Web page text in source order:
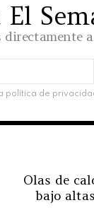
política de
Olas de
bajo